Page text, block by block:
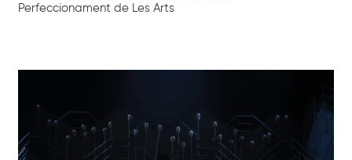
Perfeccionament de Les Arts